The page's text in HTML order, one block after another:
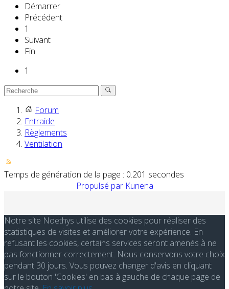
Démarrer
Précédent
1
Suivant
Fin
1
Forum
Entraide
Règlements
Ventilation
Temps de génération de la page : 0.201 secondes
Propulsé par Kunena
Notre site Noethys utilise des cookies pour réaliser des
statistiques de visites et améliorer votre expérience. En
refusant les cookies, certains services seront amenés à ne
pas fonctionner correctement. Nous conservons votre choix
pendant 30 jours. Vous pouvez changer d'avis en cliquant
sur le bouton 'Cookies' en bas à gauche de chaque page de